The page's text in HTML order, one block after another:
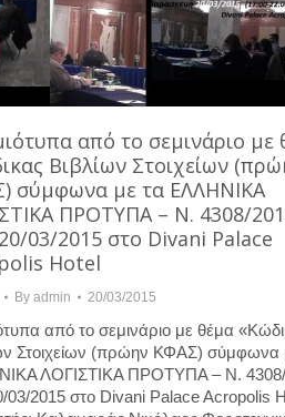
από το σεμινάριο με
Βιβλίων Στοιχείων
σύμφωνα με τα ΕΛΛΗΝΙΚΑ
ΠΡΟΤΥΠΑ – Ν. 4308/
03/2015 στο Divani Palace
Hotel
By admin 20/03/2015
από το σεμινάριο με θέμα
Στοιχείων (πρώην ΚΦΑΣ) σύμφωνα
ΛΟΓΙΣΤΙΚΑ ΠΡΟΤΥΠΑ – Ν.
03/2015 στο Divani Palace Acropolis